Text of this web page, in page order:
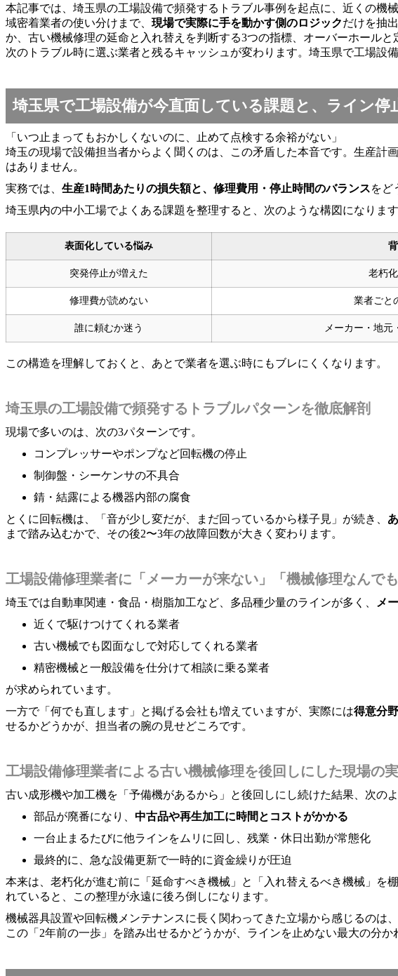
本記事では、埼玉県の工場設備で頻発するトラブル事例を起点に、近くの
域密着業者の使い分けまで、 現場で実際に手を動かす側のロジックだけを抽
か、古い機械修理の延命と入れ替えを判断する3つの指標、オーバーホール
次のトラブル時に選ぶ業者と残るキャッシュが変わります。埼玉県で工場設
埼玉県で工場設備が今直面している課題と、ライン停
「いつ止まってもおかしくないのに、止めて点検する余裕がない」
埼玉の現場で設備担当者からよく聞くのは、この矛盾した本音です。生産
はありません。
実務では、 生産1時間あたりの損失額と、修理費用・停止時間のバランスをど
埼玉県内の中小工場でよくある課題を整理すると、次のような構図になります
表面化している悩み
突発停止が増えた 老朽
修理費が読めない 業者ごと
誰に頼むか迷う メーカー・地元
この構造を理解しておくと、あとで業者を選ぶ時にもブレにくくなります。
埼玉県の工場設備で頻発するトラブルパターンを徹底解剖
現場で多いのは、次の3パターンです。
コンプレッサーやポンプなど回転機の停止
制御盤・シーケンサの不具合
錆・結露による機器内部の腐食
とくに回転機は、「音が少し変だが、まだ回っているから様子見」が続き、
まで踏み込むかで、その後2〜3年の故障回数が大きく変わります。
工場設備修理業者に「メーカーが来ない」「機械修理なんで
埼玉では自動車関連・食品・樹脂加工など、多品種少量のラインが多く、 メ
近くで駆けつけてくれる業者
古い機械でも図面なしで対応してくれる業者
精密機械と一般設備を仕分けて相談に乗る業者
が求められています。
一方で「何でも直します」と掲げる会社も増えていますが、実際には得意分
せるかどうかが、担当者の腕の見せどころです。
工場設備修理業者による古い機械修理を後回しにした現場の
古い成形機や加工機を「予備機があるから」と後回しにし続けた結果、次の
部品が廃番になり、 中古品や再生加工に時間とコストがかかる
一台止まるたびに他ラインをムリに回し、残業・休日出勤が常態化
最終的に、急な設備更新で一時的に資金繰りが圧迫
本来は、老朽化が進む前に「延命すべき機械」と「入れ替えるべき機械」を
れていると、この整理が永遠に後ろ倒しになります。
機械器具設置や回転機メンテナンスに長く関わってきた立場から感じるのは、
この「2年前の一歩」を踏み出せるかどうかが、ラインを止めない最大の分か